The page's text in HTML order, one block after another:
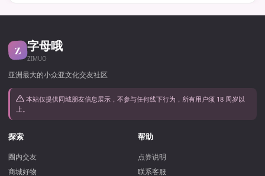
Z 字母哦
ZIMUO
亚洲最大的小众亚文化交友社区
本站仅提供同城朋友信息展示，不参与任何线下行为，所有用户须 18 周岁以
上。
探索
圈内交友
商城好物
帮助
点券说明
联系客服